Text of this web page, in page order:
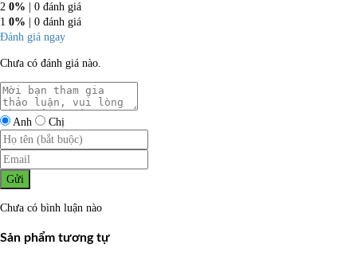
2 0% | 0 đánh giá
1 0% | 0 đánh giá
Đánh giá ngay
Chưa có đánh giá nào.
Anh Chị
Gửi
Chưa có bình luận nào
Sản phẩm tương tự